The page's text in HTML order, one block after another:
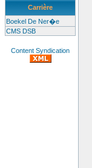
Carrière
Boekel De Ner�e
CMS DSB
Content Syndication